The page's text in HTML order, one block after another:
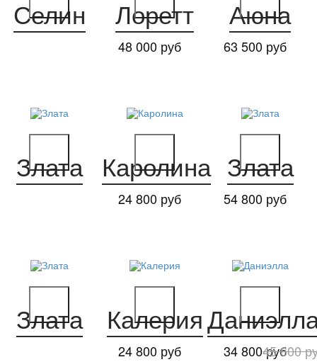
Селин
48 000 руб
Лоретт
63 500 руб
Аюна
Злата
24 800 руб
Каролина
54 800 руб
Злата
Злата
24 800 руб
Калерия
34 800 руб
45 600